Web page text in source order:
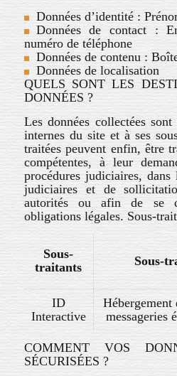
Données d’identité :
Données de contact :
numéro de téléphone
Données de contenu :
Données de localisation
QUELS SONT LES
DONNÉES ?
Les données collectées
internes du site et à ses
traitées peuvent enfin, être
compétentes, à leur
procédures judiciaires, dans
judiciaires et de
autorités ou afin de se
obligations légales. Sous-
Sous-
traitants
Sous-
ID
Interactive
Hébergement
messageries
COMMENT VOS
SÉCURISÉES ?